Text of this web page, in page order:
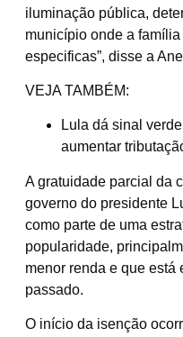
iluminação pública,
município onde a
especificas”, disse a
VEJA TAMBÉM:
Lula dá sinal
aumentar
A gratuidade parcial da
governo do presidente
como parte de uma
popularidade,
menor renda e que está
passado.
O início da isenção